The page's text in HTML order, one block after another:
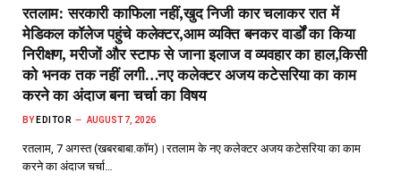
रतलाम: सरकारी काफिला नहीं,खुद निजी कार चलाकर रात में
मेडिकल कॉलेज पहुंचे कलेक्टर,आम व्यक्ति बनकर वार्डों का किया
निरीक्षण, मरीजों और स्टाफ से जाना इलाज व व्यवहार का हाल,किसी
को भनक तक नहीं लगी…नए कलेक्टर अजय कटेसरिया का काम
करने का अंदाज बना चर्चा का विषय
BY EDITOR AUGUST 7, 2026
रतलाम, 7 अगस्त (खबरबाबा.कॉम)।रतलाम के नए कलेक्टर अजय कटेसरिया का काम
करने का अंदाज चर्चा…